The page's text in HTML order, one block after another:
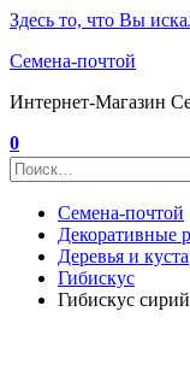
Здесь то, что Вы
Семена-почтой
Интернет-Магазин
0
Семена-почтой
Декоративные
Деревья и
Гибискус
Гибискус